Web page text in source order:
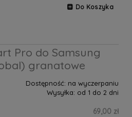
Do Koszyka
Pro do Samsung
granatowe
Dostępność: na wyczerpaniu
Wysyłka: od 1 do 2 dni
69,00 zł